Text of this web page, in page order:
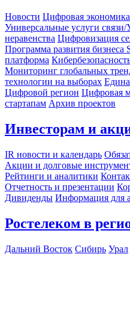
Новости Цифровая
Универсальные услуги
неравенства Цифровизация
Программа развития бизнеса
платформа
Мониторинг глобальных
технологии на выборах
Цифровой регион Цифровая
стартапам Архив проектов
Инвесторам и
IR новости и календарь
Акции и долговые
Рейтинги и аналитики
Отчетность и презентации
Дивиденды Информация для
Ростелеком в
Дальний Восток Сибирь Урал